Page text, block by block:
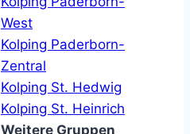
West
Kolping Paderborn-
Zentral
Kolping St. Hedwig
Kolping St. Heinrich
Weitere Gruppen